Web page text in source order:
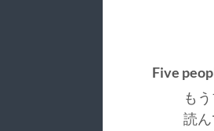
Five
も
読